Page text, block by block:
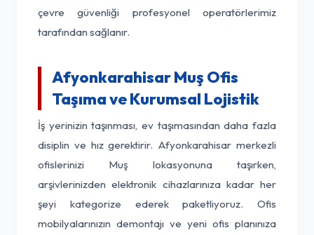
çevre güvenliği profesyonel operatörlerimiz
tarafından sağlanır.
Afyonkarahisar Muş Ofis
Taşıma ve Kurumsal Lojistik
İş yerinizin taşınması, ev taşımasından daha fazla
disiplin ve hız gerektirir. Afyonkarahisar merkezli
ofislerinizi Muş lokasyonuna taşırken,
arşivlerinizden elektronik cihazlarınıza kadar her
şeyi kategorize ederek paketliyoruz. Ofis
mobilyalarınızın demontajı ve yeni ofis planınıza